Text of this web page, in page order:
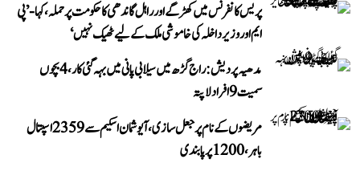
پریس کانفرنس میں کھڑگے اور راہل گاندھی کا حکومت پر حملہ، کہا- ’پی
ایم اور وزیر داخلہ کی خاموشی ملک کے لیے ٹھیک نہیں‘
مدھیہ پردیش: راج گڑھ میں سیلابی پانی میں بہہ گئی کار، 4 بچوں
سمیت 9 افراد لاپتہ
مریضوں کے نام پر جعل سازی، آیوشمان اسکیم سے 2359 اسپتال
باہر، 1200 پر پابندی